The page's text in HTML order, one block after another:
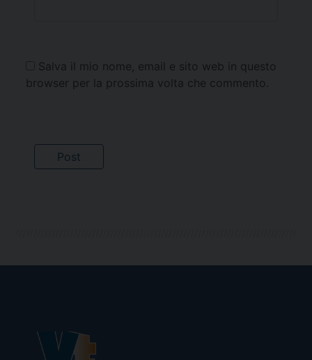
Salva il mio nome, email e sito web in questo
browser per la prossima volta che commento.